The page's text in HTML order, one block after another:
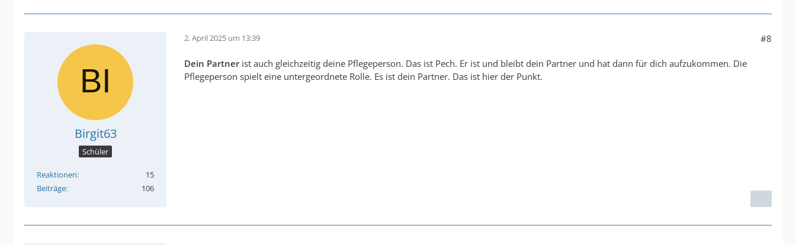
Birgit63
Schüler
Reaktionen
15
Beiträge
106
2. April 2025 um 13:39 #8
Dein Partnerist auch gleichzeitig deine Pflegeperson. Das ist Pech. Er ist und bleibt dein Partner und hat dann für dich aufzukommen. Die
Pflegeperson spielt eine untergeordnete Rolle. Es ist dein Partner. Das ist hier der Punkt.